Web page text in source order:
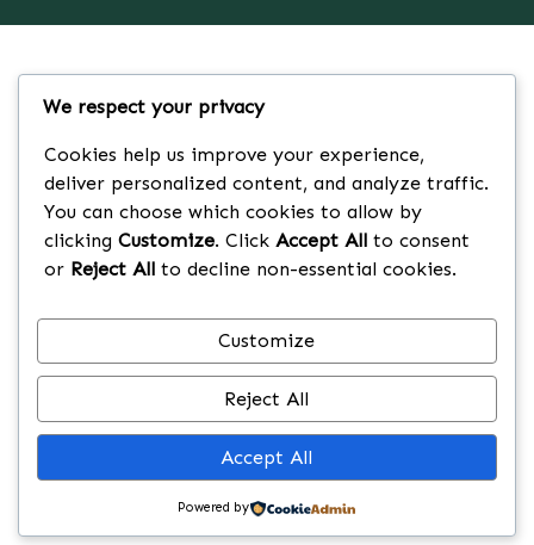
We respect your privacy
Cookies help us improve your experience,
deliver personalized content, and analyze traffic.
You can choose which cookies to allow by
clicking Customize. Click Accept All to consent
or Reject All to decline non-essential cookies.
Customize
Reject All
Accept All
Powered by